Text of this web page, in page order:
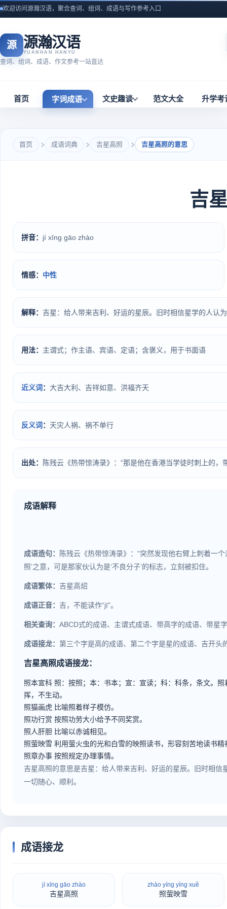
欢迎访问源瀚汉语，聚合查词、组词、成语与写作参考入口
源 源瀚汉语
YUANHAN HANYU
查词、组词、成语、作文参考一站直达
首页 字词成语 文史趣谈 范文大全 升学考
首页 成语词典 吉星高照 吉星高照的意思
吉
拼音： jí xīng gāo zhào
情感： 中性
解释： 吉星：给人带来吉利、好运的星辰。旧时相信星学的人认
用法： 主谓式；作主语、宾语、定语；含褒义，用于书面语
近义词 ： 大吉大利、吉祥如意、洪福齐天
反义词 ： 天灾人祸、祸不单行
出处： 陈残云《热带惊涛录》：“那是他在香港当学徒时刺上的，
成语解释
成语造句：
陈残云《热带惊涛录》：“突然发现他右臂上刺着一
照’之意，可是那家伙认为是‘不良分子’的标志，立刻被扣住。
成语繁体： 吉星高炤
成语正音： 吉，不能读作“jī”。
相关查询： ABCD式的成语、主谓式成语、带高字的成语、带星
成语接龙： 第三个字是高的成语、第二个字是星的成语、吉开
吉星高照成语接龙：
照本宣科 照：按照；本：书本；宣：宣读；科：科条，条文。
挥，不生动。
照猫画虎 比喻照着样子模仿。
照功行赏 按照功劳大小给予不同奖赏。
照人肝胆 比喻以赤诚相见。
照萤映雪 利用萤火虫的光和白雪的映照读书，形容刻苦地读书精
照章办事 按照规定办理事情。
吉星高照的意思是吉星：给人带来吉利、好运的星辰。旧时相
一切随心、顺利。
成语接龙
jí xīng gāo zhào
吉星高照
zhào yíng yìng xuě
照萤映雪